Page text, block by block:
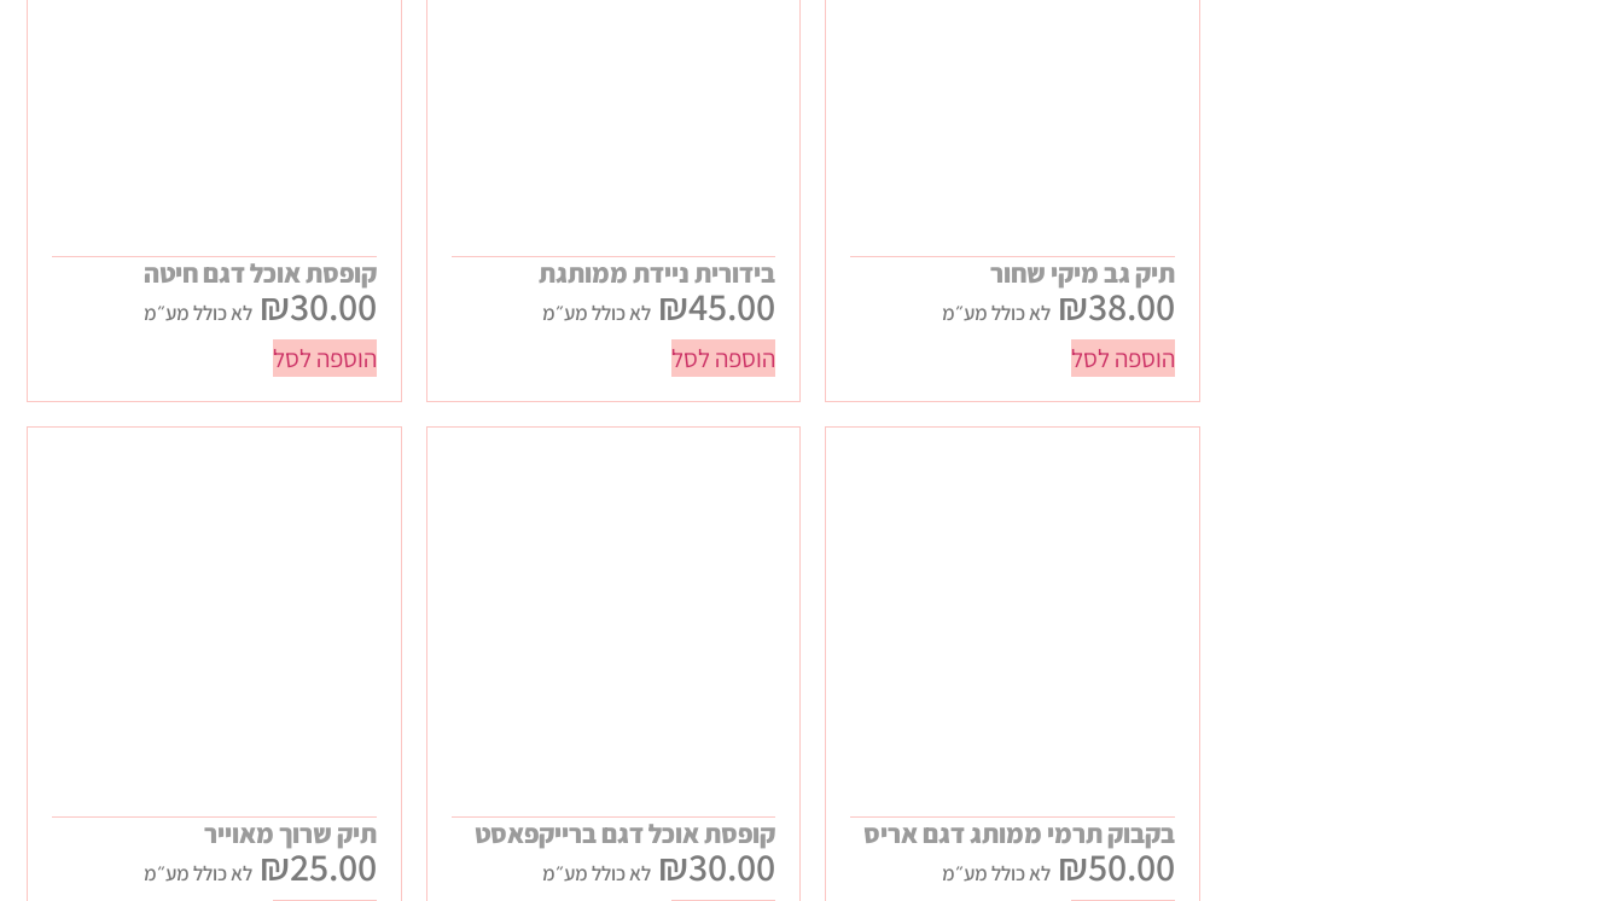
תיק גב מיקי שחור
₪38.00 לא כולל מע״מ
הוספה לסל
בידורית ניידת ממותגת
₪45.00 לא כולל מע״מ
הוספה לסל
קופסת אוכל דגם חיטה
₪30.00 לא כולל מע״מ
הוספה לסל
בקבוק תרמי ממותג דגם אריס
₪50.00 לא כולל מע״מ
קופסת אוכל דגם ברייקפאסט
₪30.00 לא כולל מע״מ
תיק שרוך מאוייר
₪25.00 לא כולל מע״מ